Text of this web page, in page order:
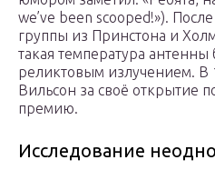
we’ve been scooped!»).
группы из Принстона и
такая температура
реликтовым излучением. В
Вильсон за своё открытие
премию.
Исследование